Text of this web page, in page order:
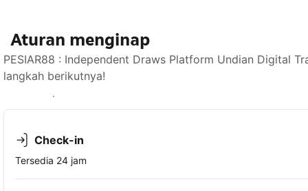
Aturan menginap
PESIAR88 : Independent Draws Platform Undian Digital
langkah berikutnya!
Lihat ketersediaan
Check-in
Tersedia 24 jam